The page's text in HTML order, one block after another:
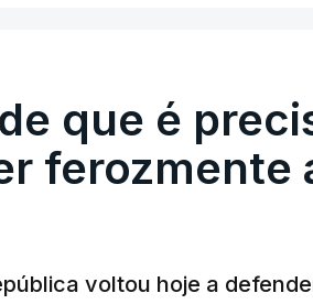
que é
ferozmente
voltou hoje a